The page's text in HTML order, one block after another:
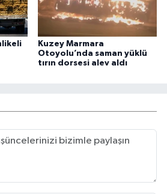
Kuzey Marmara
Otoyolu’nda saman yüklü
tırın dorsesi alev aldı